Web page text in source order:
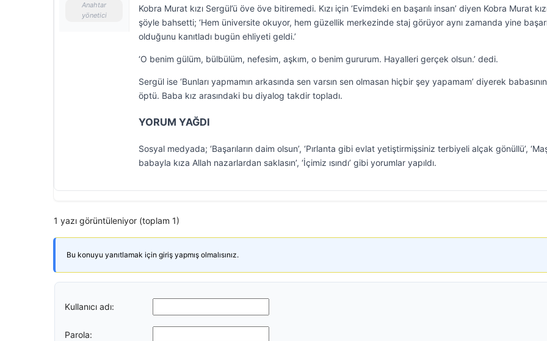
Anahtar
yönetici
Kobra Murat kızı Sergül’ü öve öve bitiremedi. Kızı için ‘Evimdeki en başarılı insan’ diyen Kobra Murat
şöyle bahsetti; ‘Hem üniversite okuyor, hem güzellik merkezinde staj görüyor aynı zamanda yine
olduğunu kanıtladı bugün ehliyeti geldi.’
‘O benim gülüm, bülbülüm, nefesim, aşkım, o benim gururum. Hayalleri gerçek olsun.’ dedi.
Sergül ise ‘Bunları yapmamın arkasında sen varsın sen olmasan hiçbir şey yapamam’ diyerek
öptü. Baba kız arasındaki bu diyalog takdir topladı.
YORUM YAĞDI
Sosyal medyada; ‘Başarıların daim olsun’, ‘Pırlanta gibi evlat yetiştirmişsiniz terbiyeli alçak gönüllü’,
babayla kıza Allah nazarlardan saklasın’, ‘İçimiz ısındı’ gibi yorumlar yapıldı.
1 yazı görüntüleniyor (toplam 1)
Bu konuyu yanıtlamak için giriş yapmış olmalısınız.
Kullanıcı adı:
Parola: